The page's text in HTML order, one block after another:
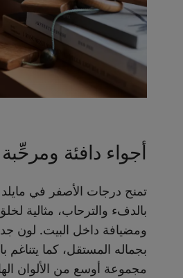
أجواء دافئة ومرحِّبة
تمنح درجات الأصفر في
بالدفء والترحاب، مثالية
ومضيافة داخل البيت. لون
بجماله المستقل، كما يتناغم
مجموعة أوسع من الألوان